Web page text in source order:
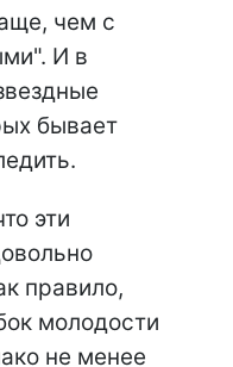
чем с
И в
бывает
эти
правило,
молодости
не менее